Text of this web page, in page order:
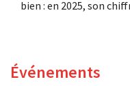
bien : en 2025, son
Événements